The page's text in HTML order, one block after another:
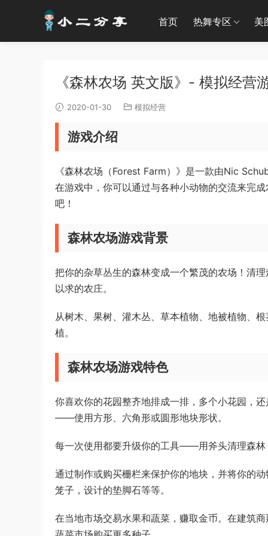
首页 热舞专区 美
《森林农场 英文版》- 模拟经营
2020-01-30 模拟经营
游戏介绍
《森林农场（Forest Farm）》是一款由Nic
在游戏中，你可以通过与各种小动物的交流来完
吧！
森林农场游戏背景
把你的杂草丛生的森林变成一个繁茂的农场！清
以求的农庄。
从树木、果树、灌木丛、草本植物、地被植物、
植。
森林农场游戏特色
你喜欢你的花园整齐地排成一排，多个小花园，
——使用方形、六角形或圆形地块形状。
每一次使用都要升级你的工具——用斧头清理森林
通过制作或购买栅栏来保护你的地块，并将你的
笼子，设计的垫脚石等等。
在当地市场交易水果和蔬菜，赚取金币。在建筑